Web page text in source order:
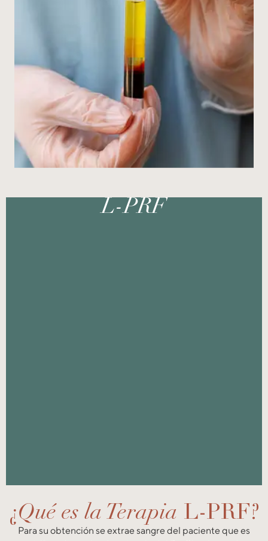
L-PRF
¿Qué es la Terapia L-PRF?
Para su obtención se extrae sangre del paciente que es